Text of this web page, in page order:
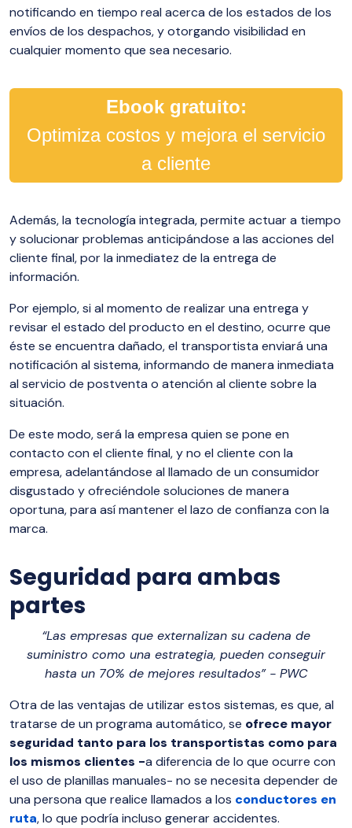
notificando en tiempo real acerca de los estados de los
envíos de los despachos, y otorgando visibilidad en
cualquier momento que sea necesario.
Ebook gratuito:
Optimiza costos y mejora el servicio
a cliente
Además, la tecnología integrada, permite actuar a tiempo
y solucionar problemas anticipándose a las acciones del
cliente final, por la inmediatez de la entrega de
información.
Por ejemplo, si al momento de realizar una entrega y
revisar el estado del producto en el destino, ocurre que
éste se encuentra dañado, el transportista enviará una
notificación al sistema, informando de manera inmediata
al servicio de postventa o atención al cliente sobre la
situación.
De este modo, será la empresa quien se pone en
contacto con el cliente final, y no el cliente con la
empresa, adelantándose al llamado de un consumidor
disgustado y ofreciéndole soluciones de manera
oportuna, para así mantener el lazo de confianza con la
marca.
Seguridad para ambas
partes
“Las empresas que externalizan su cadena de
suministro como una estrategia, pueden conseguir
hasta un 70% de mejores resultados” - PWC
Otra de las ventajas de utilizar estos sistemas, es que, al
tratarse de un programa automático, se ofrece mayor
seguridad tanto para los transportistas como para
los mismos clientes -a diferencia de lo que ocurre con
el uso de planillas manuales- no se necesita depender de
una persona que realice llamados a los conductores en
ruta, lo que podría incluso generar accidentes.